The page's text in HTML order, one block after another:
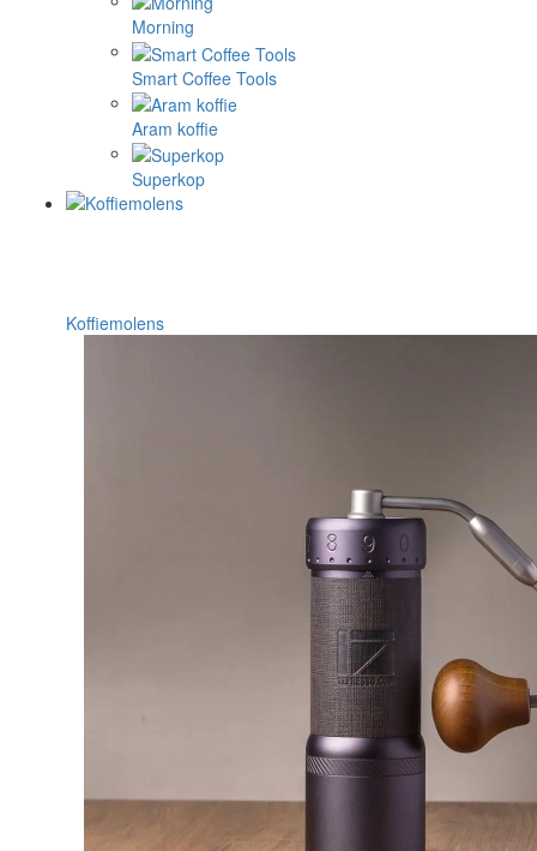
Morning
Smart Coffee Tools
Aram koffie
Superkop
Koffiemolens